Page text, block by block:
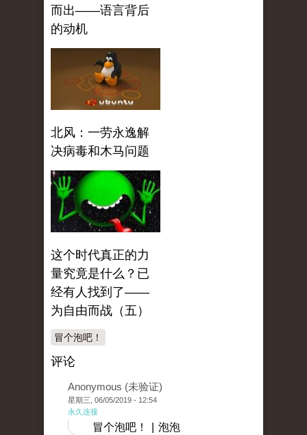
而出——语言背后
的动机
北风：一劳永逸解
决病毒和木马问题
这个时代真正的力
量究竟是什么？已
经有人找到了——
为自由而战（五）
冒个泡吧！
评论
Anonymous (未验证)
星期三, 06/05/2019 - 12:54
永久连接
冒个泡吧！ | 泡泡